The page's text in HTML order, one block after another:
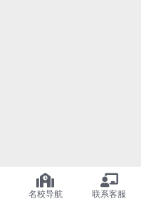
名校导航 联系客服